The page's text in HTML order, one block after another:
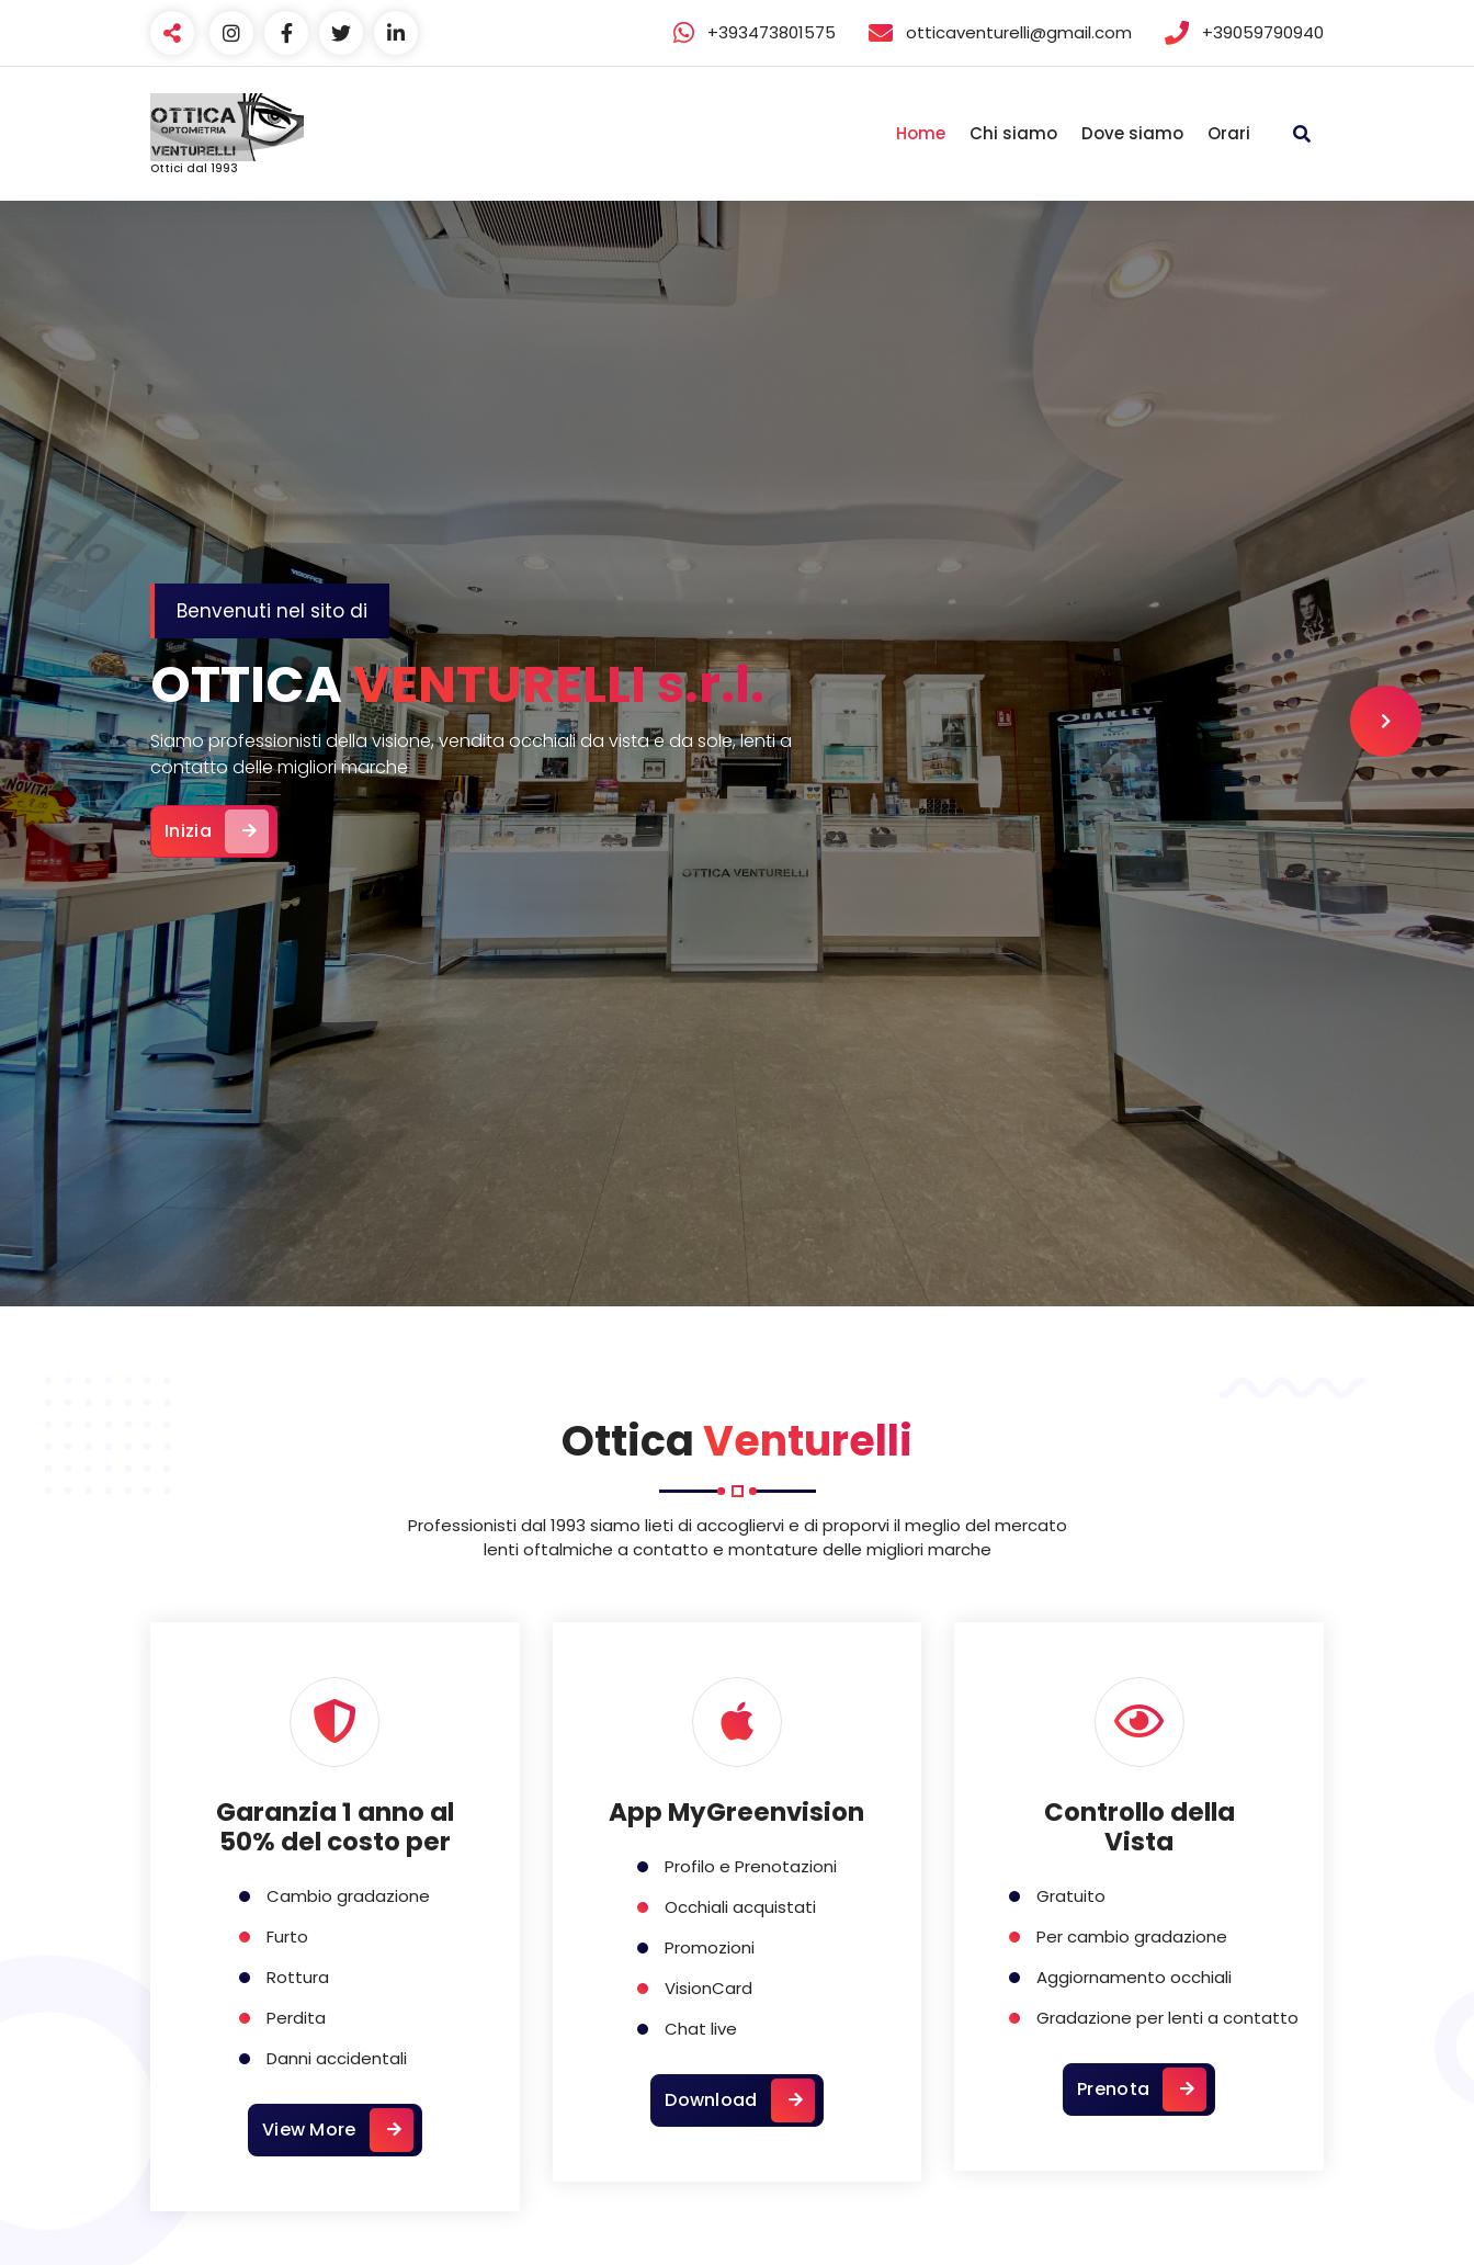
+393473801575 otticaventurelli@gmail.com +39059790940
Ottici dal 1993
Home Chi siamo Dove siamo Orari
OTTICA VENTURELLI
VIGNOLA
Vignola Centro - Zona Pedonale
Inizia
SLIDE SLIDE
OtticaVenturelli
Professionisti dal 1993 siamo lieti di accogliervi e di proporvi il meglio del mercato
lenti oftalmiche a contatto e montature delle migliori marche
Garanzia 1 anno al
50% del costo per
Cambio gradazione
Furto
Rottura
Perdita
Danni accidentali
View More
App MyGreenvision
Profilo e Prenotazioni
Occhiali acquistati
Promozioni
VisionCard
Chat live
Download
Controllo della
Vista
Gratuito
Per cambio gradazione
Aggiornamento occhiali
Gradazione per lenti a contatto
Prenota